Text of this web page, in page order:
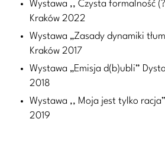
Wystawa ,, Czysta formalność
Kraków 2022
Wystawa „Zasady dynamiki
Kraków 2017
Wystawa „Emisja d(b)ubli”
2018
Wystawa ,, Moja jest tylko
2019